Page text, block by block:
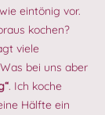
eintönig vor.
kochen?
viele
bei uns aber
. Ich koche
Hälfte ein